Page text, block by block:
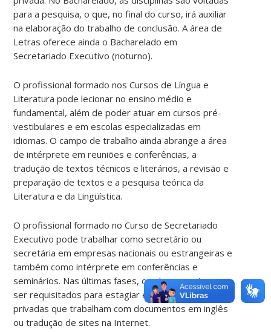
para a pesquisa, o que, no final do curso, irá auxiliar
na elaboração do trabalho de conclusão. A área de
Letras oferece ainda o Bacharelado em
Secretariado Executivo (noturno).
O profissional formado nos Cursos de Língua e
Literatura pode lecionar no ensino médio e
fundamental, além de poder atuar em cursos pré-
vestibulares e em escolas especializadas em
idiomas. O campo de trabalho ainda abrange a área
de intérprete em reuniões e conferências, a
tradução de textos técnicos e literários, a revisão e
preparação de textos e a pesquisa teórica da
Literatura e da Lingüística.
O profissional formado no Curso de Secretariado
Executivo pode trabalhar como secretário ou
secretária em empresas nacionais ou estrangeiras e
também como intérprete em conferências e
seminários. Nas últimas fases, os alunos costumam
ser requisitados para estagiar em empresas
privadas que trabalham com documentos em inglês
ou tradução de sites na Internet.